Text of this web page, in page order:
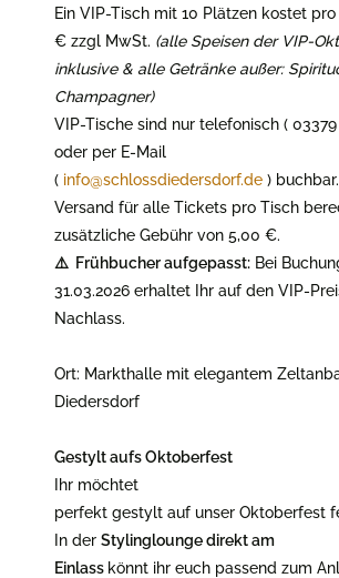
Ein VIP-Tisch mit 10 Plätzen kostet pro
€ zzgl MwSt. (alle Speisen der VIP-
inklusive & alle Getränke außer:
Champagner)
VIP-Tische sind nur telefonisch (
oder per E-Mail
( info@schlossdiedersdorf.de )
Versand für alle Tickets pro Tisch
zusätzliche Gebühr von 5,00 €.
⚠️ Frühbucher aufgepasst: Bei
31.03.2026 erhaltet Ihr auf den VIP-
Nachlass.
Ort: Markthalle mit elegantem
Diedersdorf
Gestylt aufs Oktoberfest
Ihr möchtet
perfekt gestylt auf unser Oktoberfest
In der Stylinglounge direkt am
Einlass könnt ihr euch passend zum